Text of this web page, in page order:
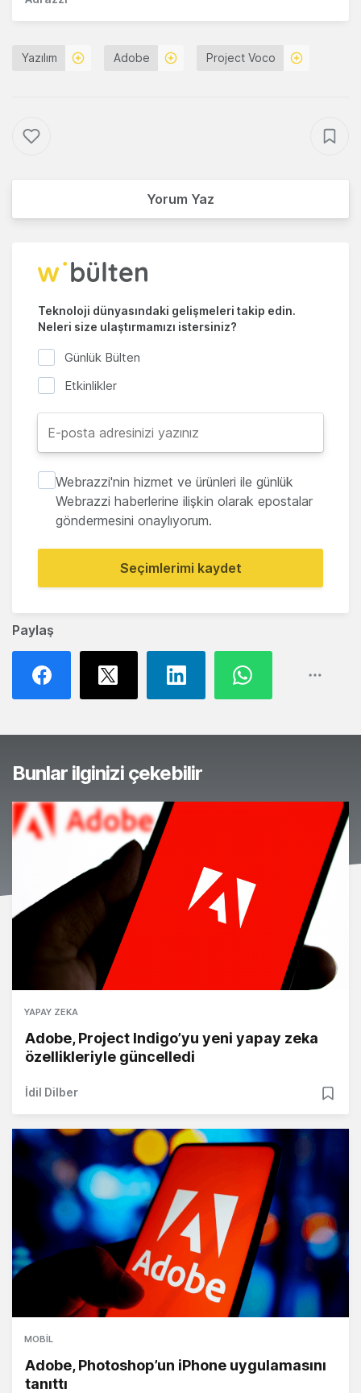
Paylaş
Yazılım Adobe Project Voco
Yorum Yaz
Teknoloji dünyasındaki gelişmeleri takip edin.
Neleri size ulaştırmamızı istersiniz?
Günlük Bülten
Etkinlikler
Webrazzi'nin hizmet ve ürünleri ile günlük
Webrazzi haberlerine ilişkin olarak epostalar
göndermesini onaylıyorum.
Seçimlerimi kaydet
Bunlar ilginizi çekebilir
YAPAY ZEKA
Adobe, Project Indigo’yu yeni yapay zeka
özellikleriyle güncelledi
İdil Dilber
MOBIL
Adobe, Photoshop’un iPhone uygulamasını
tanıttı